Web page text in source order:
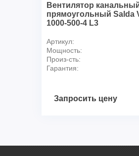
Вентилятор
прямоугольный Salda
1000-500-4 L3
Артикул:
Мощность:
Произ-сть:
Гарантия:
Запросить цену